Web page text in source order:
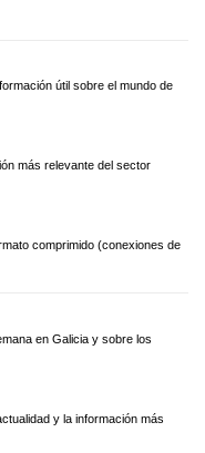
útil sobre el mundo de
más relevante del sector
comprimido (conexiones de
en Galicia y sobre los
y la información más